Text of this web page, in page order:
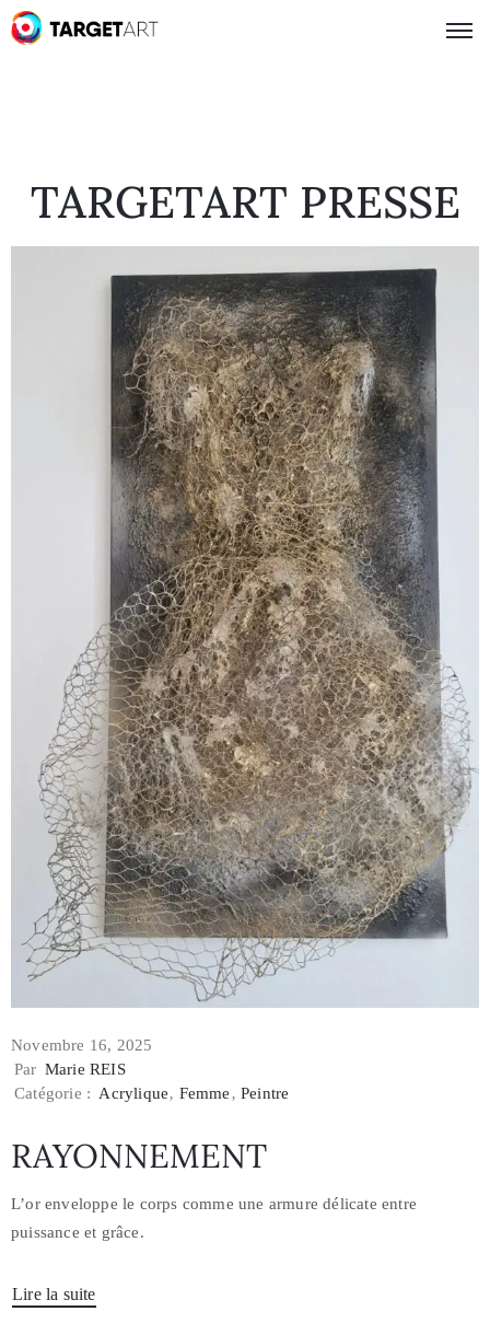
TARGETART PRESSE
Novembre 16, 2025
Par Marie REIS
Catégorie : Acrylique‚ Femme‚Peintre
RAYONNEMENT
L’or enveloppe le corps comme une armure délicate entre
puissance et grâce.
Lire la suite